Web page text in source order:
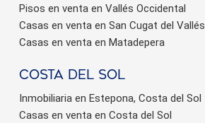
Pisos en venta en Vallés Occidental
Casas en venta en San Cugat del Vallés
Casas en venta en Matadepera
Costa del sol
Inmobiliaria en Estepona, Costa del Sol
Casas en venta en Costa del Sol